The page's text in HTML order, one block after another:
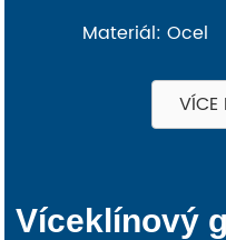
Materiál: Ocel
VÍCE
Víceklínový